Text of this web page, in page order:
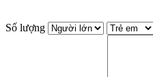
Số lượng